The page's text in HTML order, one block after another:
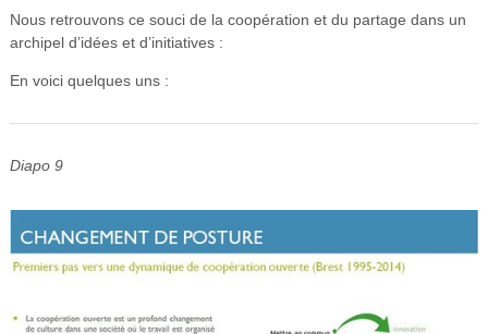
Nous retrouvons ce souci de la coopération et du partage dans un
archipel d’idées et d’initiatives :
En voici quelques uns :
Diapo 9